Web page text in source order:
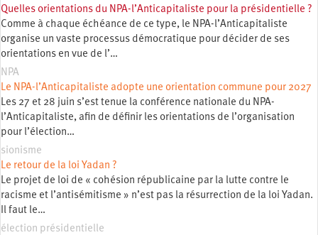
Quelles orientations du NPA-l’Anticapitaliste pour la présidentielle ?
Comme à chaque échéance de ce type, le NPA-l’Anticapitaliste
organise un vaste processus démocratique pour décider de ses
orientations en vue de l’…
NPA
Le NPA-l’Anticapitaliste adopte une orientation commune pour 2027
Les 27 et 28 juin s’est tenue la conférence nationale du NPA-
l’Anticapitaliste, afin de définir les orientations de l’organisation
pour l’élection…
sionisme
Le retour de la loi Yadan ?
Le projet de loi de « cohésion républicaine par la lutte contre le
racisme et l’antisémitisme » n’est pas la résurrection de la loi Yadan.
Il faut le…
élection présidentielle